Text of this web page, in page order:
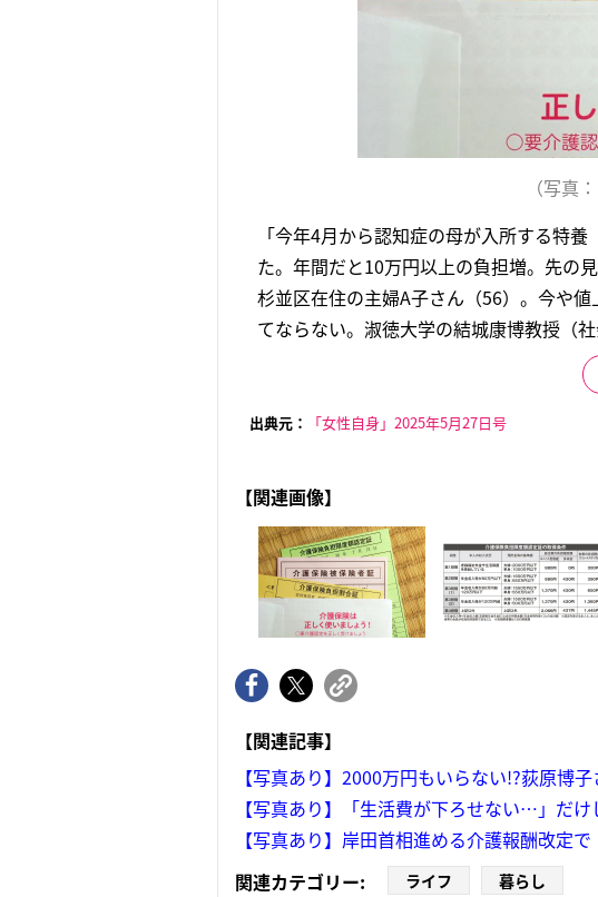
（写真
「今年4月から認知症の母が入所する特
た。年間だと10万円以上の負担増。先の
杉並区在住の主婦A子さん（56）。今や
てならない。淑徳大学の結城康博教授（
出典元： 「女性自身」2025年5月27日号
【関連画像】
【関連記事】
【写真あり】2000万円もいらない!?荻原博
【写真あり】「生活費が下ろせない…」だ
【写真あり】岸田首相進める介護報酬改定
関連カテゴリー:
ライフ 暮らし